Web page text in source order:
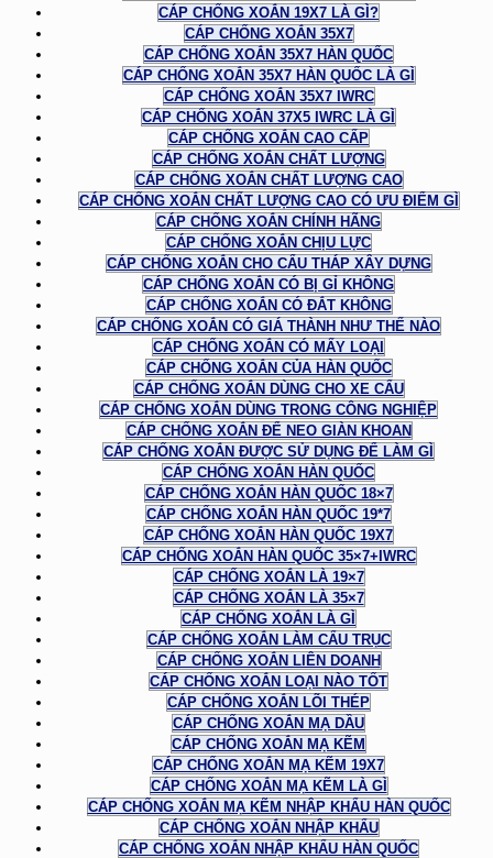
CÁP CHỐNG XOẮN 19X7 LÀ GÌ?
CÁP CHỐNG XOẮN 35X7
CÁP CHỐNG XOẮN 35X7 HÀN QUỐC
CÁP CHỐNG XOẮN 35X7 HÀN QUỐC LÀ GÌ
CÁP CHỐNG XOẮN 35X7 IWRC
CÁP CHỐNG XOẮN 37X5 IWRC LÀ GÌ
CÁP CHỐNG XOẮN CAO CẤP
CÁP CHỐNG XOẮN CHẤT LƯỢNG
CÁP CHỐNG XOẮN CHẤT LƯỢNG CAO
CÁP CHỐNG XOẮN CHẤT LƯỢNG CAO CÓ ƯU ĐIỂM GÌ
CÁP CHỐNG XOẮN CHÍNH HÃNG
CÁP CHỐNG XOẮN CHỊU LỰC
CÁP CHỐNG XOẮN CHO CẨU THÁP XÂY DỰNG
CÁP CHỐNG XOẮN CÓ BỊ GỈ KHÔNG
CÁP CHỐNG XOẮN CÓ ĐẮT KHÔNG
CÁP CHỐNG XOẮN CÓ GIÁ THÀNH NHƯ THẾ NÀO
CÁP CHỐNG XOẮN CÓ MẤY LOẠI
CÁP CHỐNG XOẮN CỦA HÀN QUỐC
CÁP CHỐNG XOẮN DÙNG CHO XE CẨU
CÁP CHỐNG XOẮN DÙNG TRONG CÔNG NGHIỆP
CÁP CHỐNG XOẮN ĐỂ NEO GIÀN KHOAN
CÁP CHỐNG XOẮN ĐƯỢC SỬ DỤNG ĐỂ LÀM GÌ
CÁP CHỐNG XOẮN HÀN QUỐC
CÁP CHỐNG XOẮN HÀN QUỐC 18×7
CÁP CHỐNG XOẮN HÀN QUỐC 19*7
CÁP CHỐNG XOẮN HÀN QUỐC 19X7
CÁP CHỐNG XOẮN HÀN QUỐC 35×7+IWRC
CÁP CHỐNG XOẮN LÀ 19×7
CÁP CHỐNG XOẮN LÀ 35×7
CÁP CHỐNG XOẮN LÀ GÌ
CÁP CHỐNG XOẮN LÀM CẨU TRỤC
CÁP CHỐNG XOẮN LIÊN DOANH
CÁP CHỐNG XOẮN LOẠI NÀO TỐT
CÁP CHỐNG XOẮN LÕI THÉP
CÁP CHỐNG XOẮN MẠ DẦU
CÁP CHỐNG XOẮN MẠ KẼM
CÁP CHỐNG XOẮN MẠ KẼM 19X7
CÁP CHỐNG XOẮN MẠ KẼM LÀ GÌ
CÁP CHỐNG XOẮN MẠ KẼM NHẬP KHẨU HÀN QUỐC
CÁP CHỐNG XOẮN NHẬP KHẨU
CÁP CHỐNG XOẮN NHẬP KHẨU HÀN QUỐC